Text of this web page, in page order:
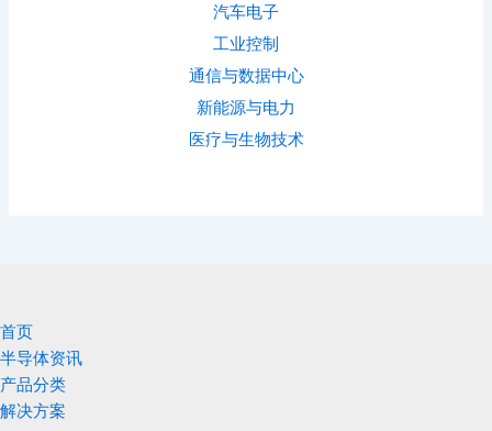
汽车电子
工业控制
通信与数据中心
新能源与电力
医疗与生物技术
首页
半导体资讯
产品分类
解决方案